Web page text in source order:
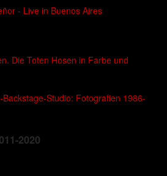
- Live in Buenos Aires
Die Toten Hosen in Farbe und
Studio: Fotografien 1986-
2020